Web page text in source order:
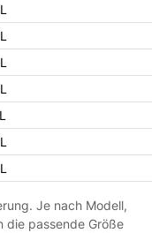
Je nach Modell,
die passende Größe